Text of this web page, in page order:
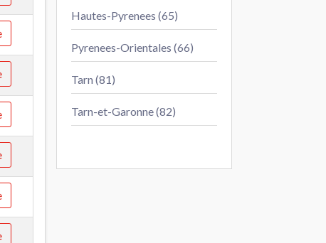
Hautes-Pyrenees (65)
Pyrenees-Orientales (66)
Tarn (81)
Tarn-et-Garonne (82)